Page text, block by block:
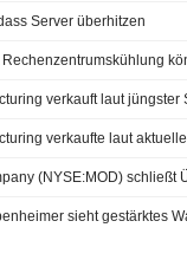
Server überhitzen